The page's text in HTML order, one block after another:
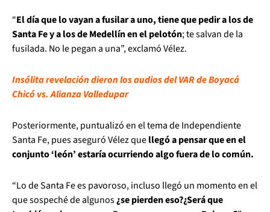
“El día que lo vayan a fusilar a uno, tiene que pedir a los de
Santa Fe y a los de Medellín en el pelotón; te salvan de la
fusilada. No le pegan a una”, exclamó Vélez.
Insólita revelación dieron los audios del VAR de Boyacá
Chicó vs. Alianza Valledupar
Posteriormente, puntualizó en el tema de Independiente
Santa Fe, pues aseguró Vélez quellegó a pensar que en el
conjunto ‘león’ estaría ocurriendo algo fuera de lo común.
“Lo de Santa Fe es pavoroso, incluso llegó un momento en el
que sospeché de algunos¿se pierden eso?¿Será que